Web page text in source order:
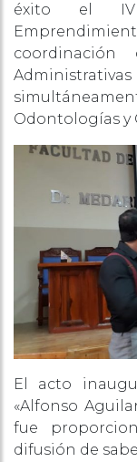
éxito el IV
Odontologías y
El acto
«Alfonso
fue
difusión de